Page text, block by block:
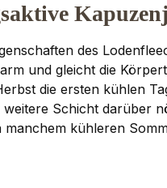
des
und gleicht die
die ersten kühlen
Schicht darüber
kühleren